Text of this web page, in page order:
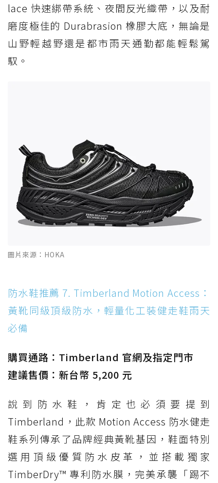
lace 快速綁帶系統、夜間反光織帶，以及耐
磨度極佳的 Durabrasion 橡膠大底，無論是
山野輕越野還是都市雨天通勤都能輕鬆駕
馭。
圖片來源：HOKA
防水鞋推薦 7. Timberland Motion Access：
黃靴同級頂級防水，輕量化工裝健走鞋雨天
必備
購買通路：Timberland 官網及指定門市
建議售價：新台幣 5,200 元
說到防水鞋，肯定也必須要提到
Timberland，此款 Motion Access 防水健走
鞋系列傳承了品牌經典黃靴基因，鞋面特別
選用頂級優質防水皮革，並搭載獨家
TimberDry™ 專利防水膜，完美承襲「踢不